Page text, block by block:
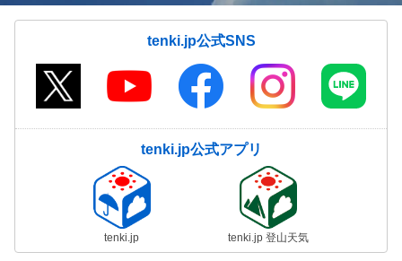
tenki.jp公式SNS
tenki.jp公式アプリ
tenki.jp tenki.jp 登山天気